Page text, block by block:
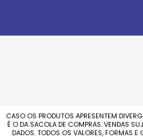
CASO OS PRODUTOS APRESENTEM
É O DA SACOLA DE COMPRAS. VENDAS
DADOS. TODOS OS VALORES, FORMAS